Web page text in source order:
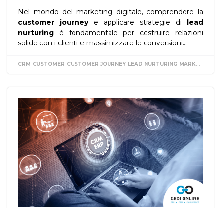
Nel mondo del marketing digitale, comprendere la
customer journeye applicare strategie di lead
nurturing è fondamentale per costruire relazioni
solide con i clienti e massimizzare le conversioni...
CRM CUSTOMER CUSTOMER JOURNEY LEAD NURTURING MARKETING